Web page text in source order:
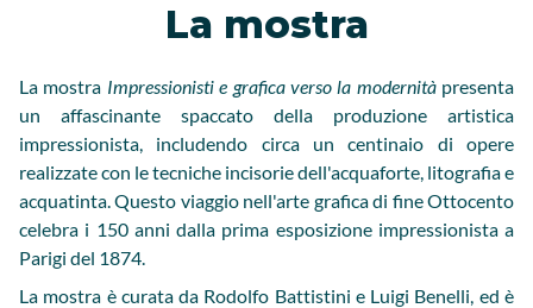
La mostra
La mostra Impressionisti e grafica verso la modernitàpresenta
un affascinante spaccato della produzione artistica
impressionista, includendo circa un centinaio di opere
realizzate con le tecniche incisorie dell'acquaforte, litografia e
acquatinta. Questo viaggio nell'arte grafica di fine Ottocento
celebra i 150 anni dalla prima esposizione impressionista a
Parigi del 1874.
La mostra è curata da Rodolfo Battistini e Luigi Benelli, ed è